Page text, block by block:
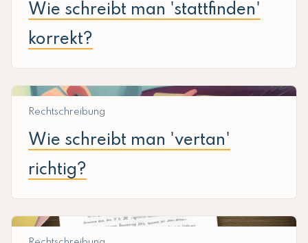
Wie schreibt man 'stattfinden'
korrekt?
Rechtschreibung
Wie schreibt man 'vertan'
richtig?